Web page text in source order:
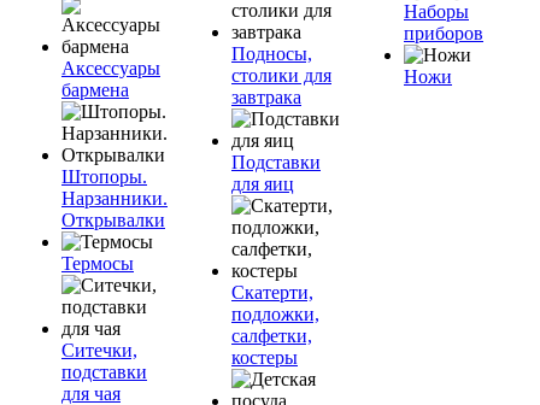
Аксессуары
бармена
Штопоры.
Нарзанники.
Открывалки
Термосы
Ситечки,
подставки
для чая
Подносы,
столики для
завтрака
Подставки
для яиц
Скатерти,
подложки,
салфетки,
костеры
Наборы
приборов
Ножи